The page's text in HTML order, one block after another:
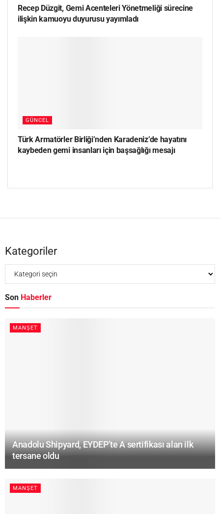
Recep Düzgit, Gemi Acenteleri Yönetmeliği sürecine
ilişkin kamuoyu duyurusu yayımladı
GÜNCEL
Türk Armatörler Birliği’nden Karadeniz’de hayatını
kaybeden gemi insanları için başsağlığı mesajı
Kategoriler
Son Haberler
MANŞET
Anadolu Shipyard, EYDEP’te A sertifikası alan ilk
tersane oldu
MANŞET